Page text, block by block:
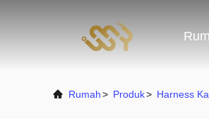
Rumah> Produk> Harness